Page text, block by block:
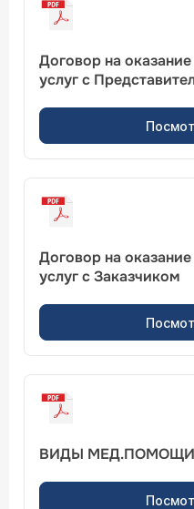
Договор на
услуг с
Договор на
услуг с Заказчиком
ВИДЫ МЕД.ПОМОЩИ